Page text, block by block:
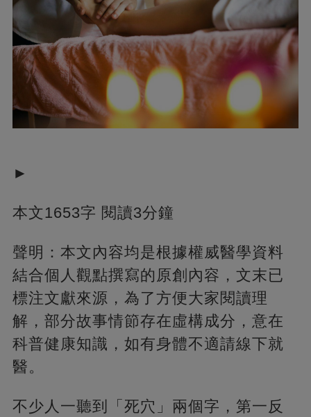
►
本文1653字 閱讀3分鐘
聲明：本文內容均是根據權威醫學資料
結合個人觀點撰寫的原創內容，文末已
標注文獻來源，為了方便大家閱讀理
解，部分故事情節存在虛構成分，意在
科普健康知識，如有身體不適請線下就
醫。
不少人一聽到「死穴」兩個字，第一反